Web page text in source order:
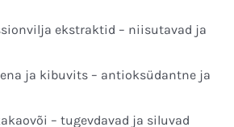
ekstraktid – niisutavad ja
ja kibuvits – antioksüdantne ja
– tugevdavad ja siluvad